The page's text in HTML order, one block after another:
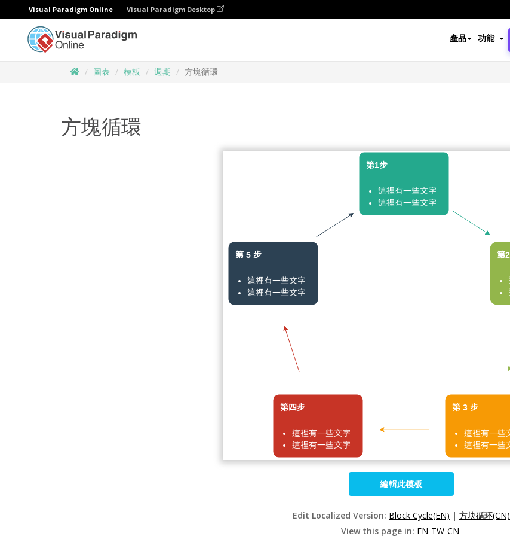
Visual Paradigm Online Visual Paradigm Desktop
產品 功能
圖表 模板 週期 方塊循環
方塊循環
編輯此模板
Edit Localized Version: Block Cycle(EN) | 方块循环(CN)
View this page in: EN TW CN